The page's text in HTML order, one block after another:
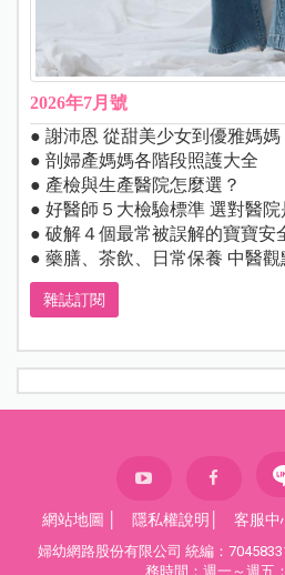
2026年7月號
● 謝沛恩 從甜美少女到優雅媽媽
● 剖婦產媽媽各階段照護大全
● 產檢與生產醫院怎麼選？
● 好醫師５大檢驗標準 選對醫院
● 破解４個最常被誤解的寶寶安
● 藥膳、茶飲、日常保養 中醫
雜誌訂閱
網站地圖 隱私權說明 客服中
婦幼網路股份有限公司 統編：
務時間：週一～週五